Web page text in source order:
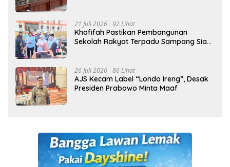
21 Juli 2026 92 Lihat
Khofifah Pastikan Pembangunan
Sekolah Rakyat Terpadu Sampang Siap
26 Juli 2026 86 Lihat
AJS Kecam Label “Londo Ireng”, Desak
Presiden Prabowo Minta Maaf